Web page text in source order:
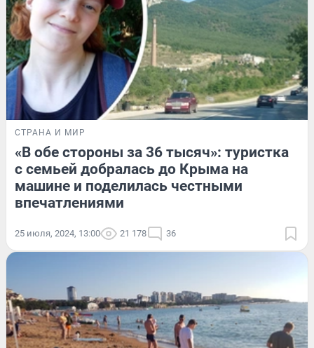
СТРАНА И МИР
«В обе стороны за 36 тысяч»: туристка
с семьей добралась до Крыма на
машине и поделилась честными
впечатлениями
25 июля, 2024, 13:00 21 178 36